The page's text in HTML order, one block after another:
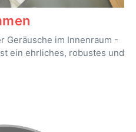
Geräusche im Innenraum -
ein ehrliches, robustes und